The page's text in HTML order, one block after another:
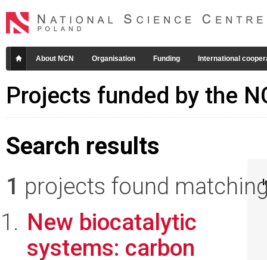
About NCN Organisation Funding International
Projects funded by the
Search results
1 projects found
New biocatalytic
systems: carbon